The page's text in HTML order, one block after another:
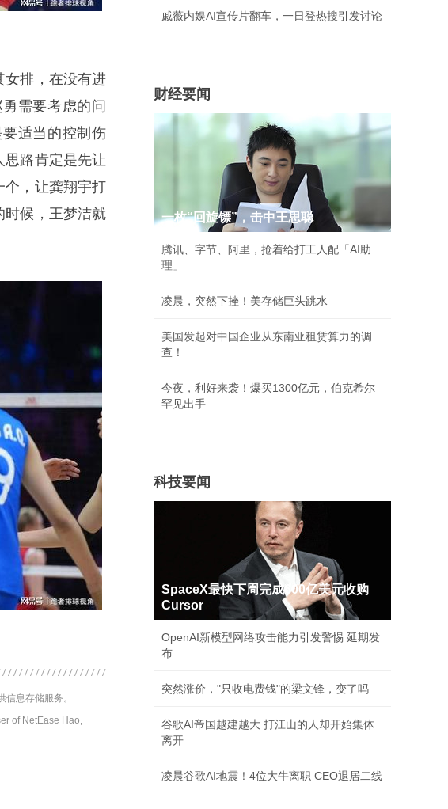
女排，在没有进
需要考虑的问
适当的控制伤
思路肯定是先让
个，让龚翔宇打
时候，王梦洁就
息存储服务。
of NetEase Hao,
戚薇内娱AI宣传片翻车，一日登热搜引发讨论
财经要闻
一枚“回旋镖”，击中王思聪
腾讯、字节、阿里，抢着给打工人配「AI助
理」
凌晨，突然下挫！美存储巨头跳水
美国发起对中国企业从东南亚租赁算力的调
查！
今夜，利好来袭！爆买1300亿元，伯克希尔
罕见出手
科技要闻
SpaceX最快下周完成600亿美元收购
Cursor
OpenAI新模型网络攻击能力引发警惕 延期发
布
突然涨价，"只收电费钱"的梁文锋，变了吗
谷歌AI帝国越建越大 打江山的人却开始集体
离开
凌晨谷歌AI地震！4位大牛离职 CEO退居二线